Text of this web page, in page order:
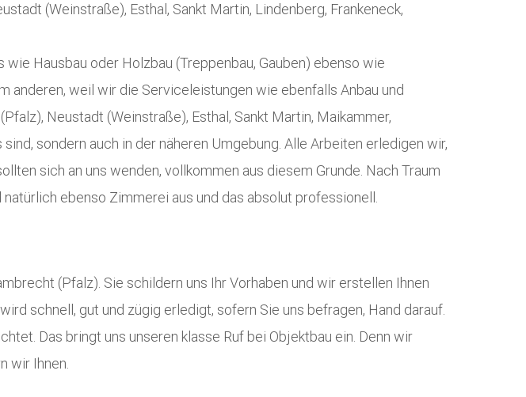
(Weinstraße), Esthal, Sankt Martin, Lindenberg, Frankeneck,
Hausbau oder Holzbau (Treppenbau, Gauben) ebenso wie
anderen, weil wir die Serviceleistungen wie ebenfalls Anbau und
Neustadt (Weinstraße), Esthal, Sankt Martin, Maikammer,
sondern auch in der näheren Umgebung. Alle Arbeiten erledigen wir,
sich an uns wenden, vollkommen aus diesem Grunde. Nach Traum
ebenso Zimmerei aus und das absolut professionell.
(Pfalz). Sie schildern uns Ihr Vorhaben und wir erstellen Ihnen
schnell, gut und zügig erledigt, sofern Sie uns befragen, Hand darauf.
Das bringt uns unseren klasse Ruf bei Objektbau ein. Denn wir
wir Ihnen.